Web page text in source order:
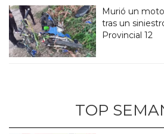
Murió un
tras un
Provincial 12
TOP